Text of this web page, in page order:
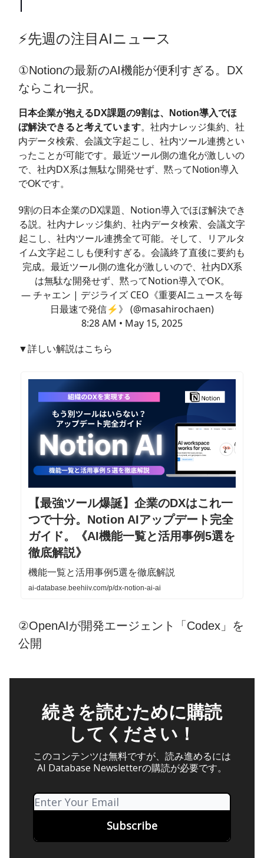
⚡️先週の注目AIニュース
①Notionの最新のAI機能が便利すぎる。DX
ならこれ一択。
日本企業が抱えるDX課題の9割は、Notion導入でほ
ぼ解決できると考えています。社内ナレッジ集約、社
内データ検索、会議文字起こし、社内ツール連携とい
ったことが可能です。最近ツール側の進化が激しいの
で、社内DX系は無駄な開発せず、黙ってNotion導入
でOKです。
9割の日本企業のDX課題、Notion導入でほぼ解決でき
る説。社内ナレッジ集約、社内データ検索、会議文字
起こし、社内ツール連携全て可能。そして、リアルタ
イム文字起こしも便利すぎる。会議終了直後に要約も
完成。最近ツール側の進化が激しいので、社内DX系
は無駄な開発せず、黙ってNotion導入でOK。
— チャエン | デジライズ CEO《重要AIニュースを毎
日最速で発信⚡️》 (@masahirochaen)
8:28 AM • May 15, 2025
▼詳しい解説はこちら
【最強ツール爆誕】企業のDXはこれ一
つで十分。Notion AIアップデート完全
ガイド。《AI機能一覧と活用事例5選を
徹底解説》
機能一覧と活用事例5選を徹底解説
ai-database.beehiiv.com/p/dx-notion-ai-ai
②OpenAIが開発エージェント「Codex」を
公開
続きを読むために購読
してください！
このコンテンツは無料ですが、読み進めるには
AI Database Newsletterの購読が必要です。